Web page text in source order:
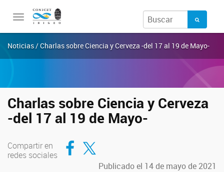
Toggle
Noticias / Charlas sobre Ciencia y Cerveza -del 17 al 19 de Mayo-
Charlas sobre Ciencia y Cerveza
-del 17 al 19 de Mayo-
Compartir en
redes sociales
Compartir en Facebook
Compartir en Twitter
Publicado el 14 de mayo de 2021